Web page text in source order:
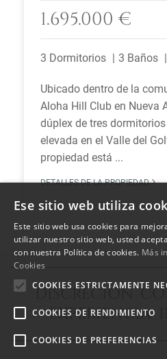
1.695.000 €
3 Dormitorios 3 Baños
Ubicado dentro de la
Aloha Hill Club en Nueva
dúplex de tres
elevada en el Valle del
propiedad está ...
DETALLES DE LA PROPIEDAD
DISCRECIÓN
EXPERIENCIA
Ese sitio web utiliza
Este sitio web usa cookies para
utilizar nuestro sitio web, usted
con nuestra Política de cookies. Más
Cookies
COOKIES ESTRICTAMENTE
COOKIES DE RENDIMIENTO
COOKIES DE PREFERENCIAS